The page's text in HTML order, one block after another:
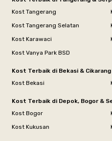
Kost Tangerang
Kost Tangerang Selatan
Kost Karawaci
Kost Vanya Park BSD
Kost Terbaik di Bekasi & Cikarang
Kost Bekasi
Kost Terbaik di Depok, Bogor &
Kost Bogor
Kost Kukusan